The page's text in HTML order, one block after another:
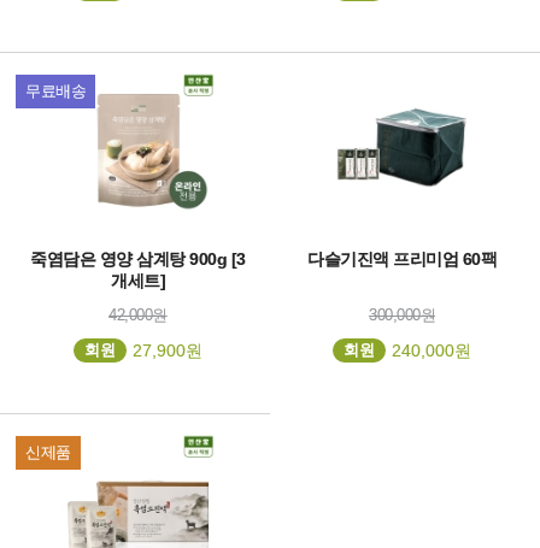
무료배송
죽염담은 영양 삼계탕 900g [3
개세트]
42,000원
회원
27,900원
다슬기진액 프리미엄 60팩
300,000원
회원
240,000원
신제품